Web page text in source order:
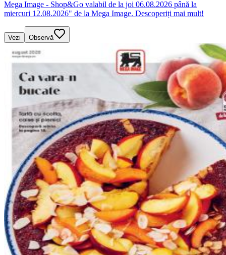
Mega Image - Shop&Go valabil de la joi 06.08.2026 până la
miercuri 12.08.2026" de la Mega Image. Descoperiți mai mult!
Vezi Observă